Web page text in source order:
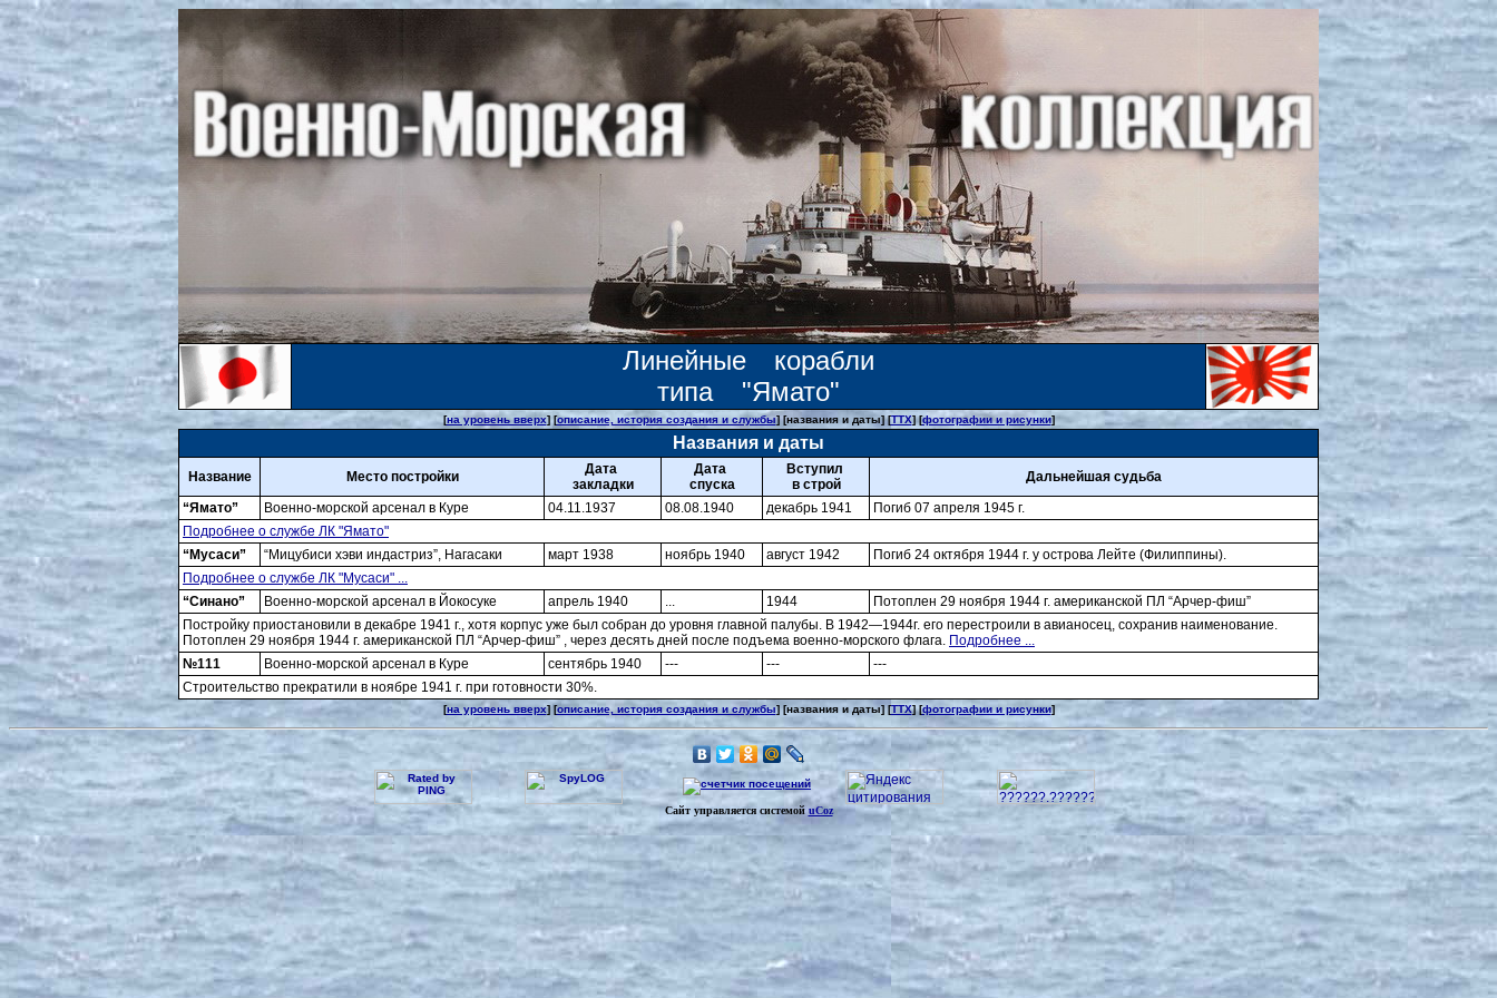
Линейные корабли
типа "Ямато"
[на уровень вверх] [описание, история создания и службы] [названия и даты] [ТТХ] [фотографии и рисунки]
Названия и даты
Название Место постройки
Дата
закладки
Дата
спуска
Вступил
в строй
Дальнейшая судьба
“Ямато”
Военно-морской арсенал в Куре 04.11.1937 08.08.1940 декабрь 1941
Погиб 07 апреля 1945 г.
Подробнее о службе ЛК "Ямато"
“Мусаси”
“Мицубиси хэви индастриз”, Нагасаки март 1938 ноябрь 1940 август 1942
Погиб 24 октября 1944 г. у острова Лейте (Филиппины).
Подробнее о службе ЛК "Мусаси" ...
“Синано”
Военно-морской арсенал в Йокосуке апрель 1940 ... 1944
Потоплен 29 ноября 1944 г. американской ПЛ “Арчер-фиш”
Постройку приостановили в декабре 1941 г., хотя корпус уже был собран до уровня главной палубы. В 1942—1944г. его перестроили в авианосец, сохранив наименование.
Потоплен 29 ноября 1944 г. американской ПЛ “Арчер-фиш” , через десять дней после подъема военно-морского флага. Подробнее ...
№111
Военно-морской арсенал в Куре сентябрь 1940 --- ---
---
Строительство прекратили в ноябре 1941 г. при готовности 30%.
[на уровень вверх] [описание, история создания и службы] [названия и даты] [ТТХ] [фотографии и рисунки]
Сайт управляется системойuCoz